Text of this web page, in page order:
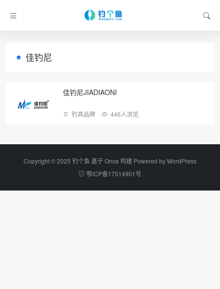
佳钓尼
佳钓尼JIADIAONI
钓具品牌 446人浏览
Copyright © 2025 钓个鱼 基于 Once 构建 Powered byWordPress
鄂ICP备17014901号